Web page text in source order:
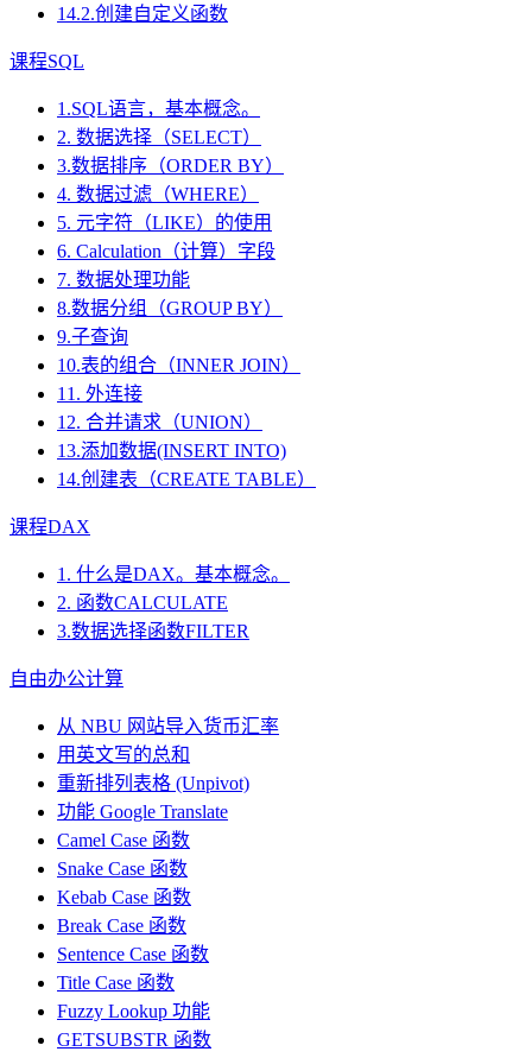
14.2.创建自定义函数
课程SQL
1.SQL语言，基本概念。
2. 数据选择（SELECT）
3.数据排序（ORDER BY）
4. 数据过滤（WHERE）
5. 元字符（LIKE）的使用
6. Calculation（计算）字段
7. 数据处理功能
8.数据分组（GROUP BY）
9.子查询
10.表的组合（INNER JOIN）
11. 外连接
12. 合并请求（UNION）
13.添加数据(INSERT INTO)
14.创建表（CREATE TABLE）
课程DAX
1. 什么是DAX。基本概念。
2. 函数CALCULATE
3.数据选择函数FILTER
自由办公计算
从 NBU 网站导入货币汇率
用英文写的总和
重新排列表格 (Unpivot)
功能 Google Translate
Camel Case 函数
Snake Case 函数
Kebab Case 函数
Break Case 函数
Sentence Case 函数
Title Case 函数
Fuzzy Lookup 功能
GETSUBSTR 函数